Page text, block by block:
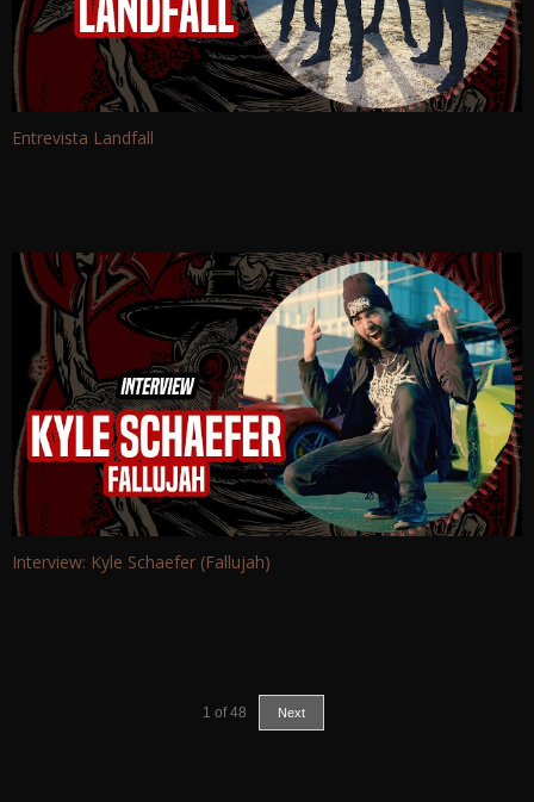
Entrevista Landfall
Interview: Kyle Schaefer (Fallujah)
1 of 48 Next